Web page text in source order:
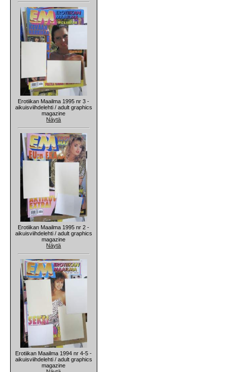
Erotiikan Maailma 1995 nr 3 -
aikuisviihdelehti / adult graphics
magazine
Näytä
Erotiikan Maailma 1995 nr 2 -
aikuisviihdelehti / adult graphics
magazine
Näytä
Erotiikan Maailma 1994 nr 4-5 -
aikuisviihdelehti / adult graphics
magazine